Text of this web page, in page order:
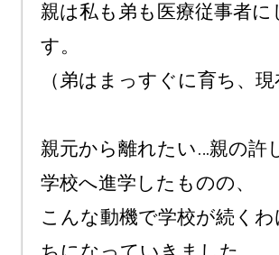
親は私も弟も医療従事者
す。
（弟はまっすぐに育ち、
親元から離れたい…親の許
学校へ進学したものの、
こんな動機で学校が続く